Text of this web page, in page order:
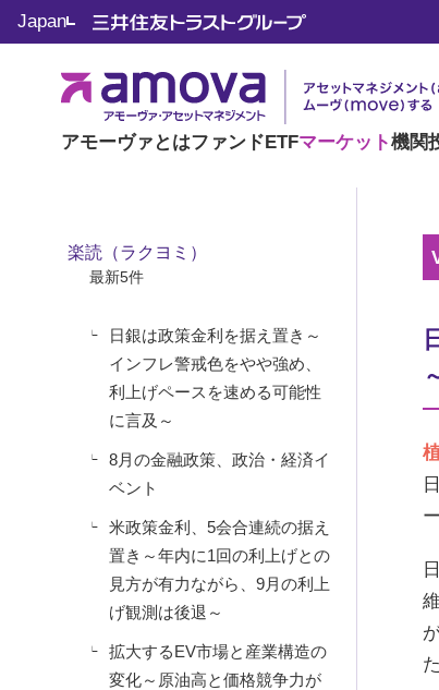
アモーヴァとはファンドETFマーケット機関
Japan
マーケット情報
楽読（ラクヨミ）
楽読（ラクヨミ）
最新5件
日銀は政策金利を据え置き～
インフレ警戒色をやや強め、
利上げペースを速める可能性
に言及～
8月の金融政策、政治・経済イ
ベント
米政策金利、5会合連続の据え
置き～年内に1回の利上げとの
見方が有力ながら、9月の利上
げ観測は後退～
拡大するEV市場と産業構造の
変化～原油高と価格競争力が